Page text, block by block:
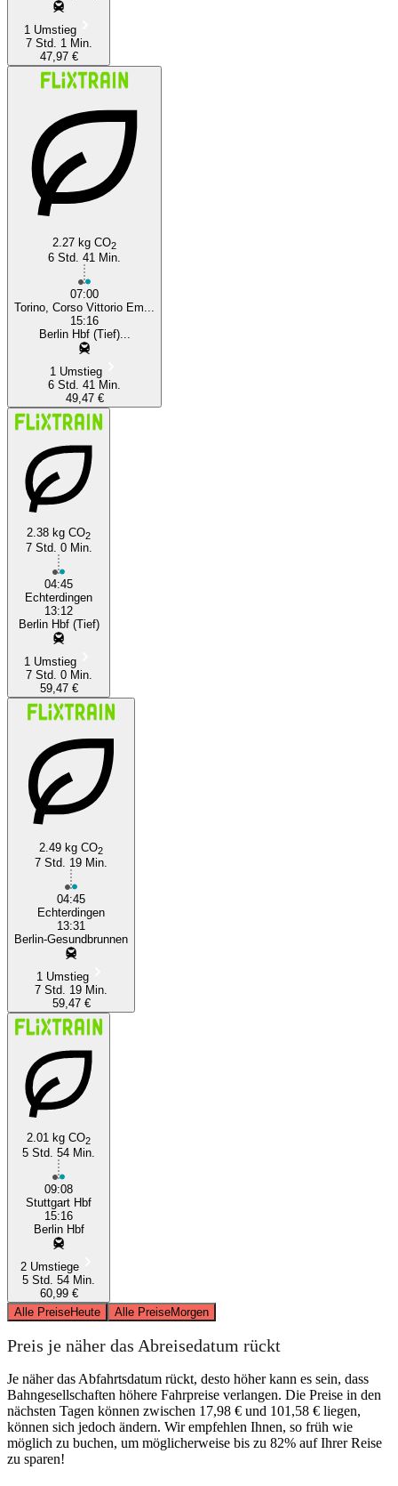
1 Umstieg
7 Std. 1 Min.
47,97 €
2.27 kg CO2
6 Std. 41 Min.
07:00
Torino, Corso Vittorio Em...
15:16
Berlin Hbf (Tief)...
1 Umstieg
6 Std. 41 Min.
49,47 €
2.38 kg CO2
7 Std. 0 Min.
04:45
Echterdingen
13:12
Berlin Hbf (Tief)
1 Umstieg
7 Std. 0 Min.
59,47 €
2.49 kg CO2
7 Std. 19 Min.
04:45
Echterdingen
13:31
Berlin-Gesundbrunnen
1 Umstieg
7 Std. 19 Min.
59,47 €
2.01 kg CO2
5 Std. 54 Min.
09:08
Stuttgart Hbf
15:16
Berlin Hbf
2 Umstiege
5 Std. 54 Min.
60,99 €
Alle PreiseHeute Alle PreiseMorgen
Preis je näher das Abreisedatum rückt
Je näher das Abfahrtsdatum rückt, desto höher kann es sein, dass
Bahngesellschaften höhere Fahrpreise verlangen. Die Preise in den
nächsten Tagen können zwischen 17,98 € und 101,58 € liegen,
können sich jedoch ändern. Wir empfehlen Ihnen, so früh wie
möglich zu buchen, um möglicherweise bis zu 82% auf Ihrer Reise
zu sparen!